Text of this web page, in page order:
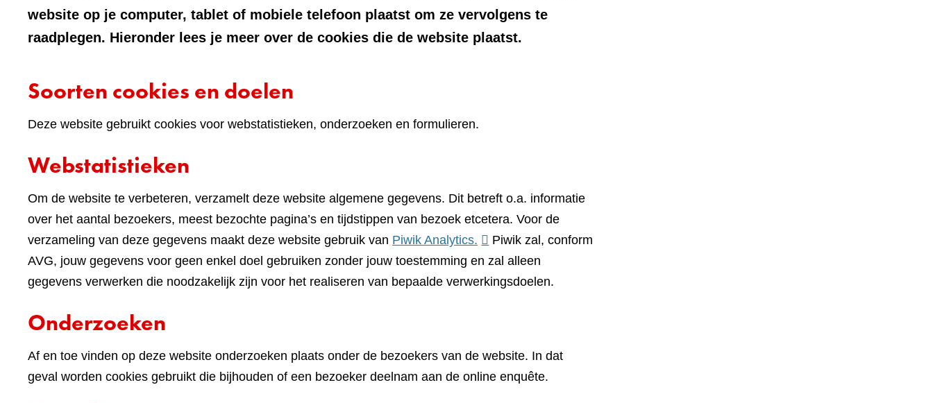
website op je computer, tablet of mobiele telefoon plaatst om ze vervolgens te
raadplegen. Hieronder lees je meer over de cookies die de website plaatst.
Soorten cookies en doelen
Deze website gebruikt cookies voor webstatistieken, onderzoeken en formulieren.
Webstatistieken
Om de website te verbeteren, verzamelt deze website algemene gegevens. Dit betreft o.a. informatie
over het aantal bezoekers, meest bezochte pagina’s en tijdstippen van bezoek etcetera. Voor de
verzameling van deze gegevens maakt deze website gebruik van Piwik Analytics. (verwijst
naar
een
Piwik zal, conform
AVG, jouw gegevens voor geen enkel doel gebruiken zonder jouw toestemming en zal alleen
gegevens verwerken die noodzakelijk zijn voor het realiseren van bepaalde verwerkingsdoelen.
Onderzoeken
Af en toe vinden op deze website onderzoeken plaats onder de bezoekers van de website. In dat
geval worden cookies gebruikt die bijhouden of een bezoeker deelnam aan de online enquête.